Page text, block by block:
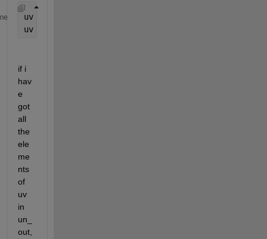
uv = unique(v);
uv = [ 1 2 3 4 5 6 7 8 9 10]
if i
hav
e
got
all
the
ele
me
nts
of
uv
in
un_
out,